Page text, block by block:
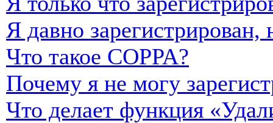
Я давно
Что такое COPPA?
Почему я не могу
Что делает функция